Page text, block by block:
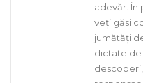
adevăr. În
veți găsi
jumătăți
dictate de